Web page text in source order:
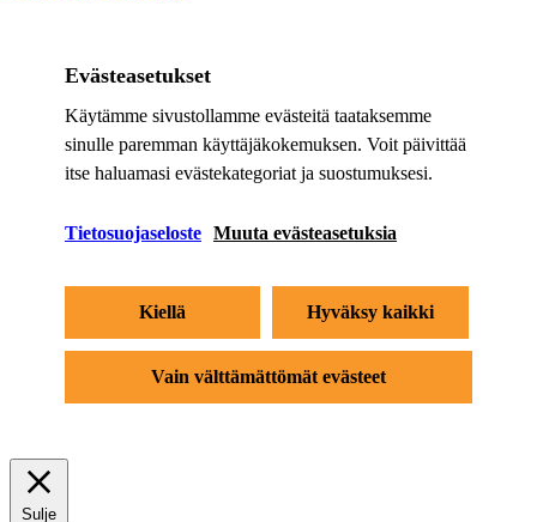
Evästeasetukset
Käytämme sivustollamme evästeitä taataksemme
sinulle paremman käyttäjäkokemuksen. Voit päivittää
itse haluamasi evästekategoriat ja suostumuksesi.
Tietosuojaseloste Muuta evästeasetuksia
Kiellä Hyväksy kaikki
Vain välttämättömät evästeet
Sulje